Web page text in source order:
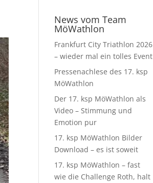
News vom Team
MöWathlon
Frankfurt City Triathlon 2026
– wieder mal ein tolles Event
Pressenachlese des 17. ksp
MöWathlon
Der 17. ksp MöWathlon als
Video – Stimmung und
Emotion pur
17. ksp MöWathlon Bilder
Download – es ist soweit
17. ksp MöWathlon – fast
wie die Challenge Roth, halt